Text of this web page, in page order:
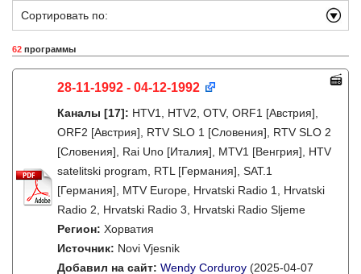
Сортировать по:
62 программы
28-11-1992 - 04-12-1992
Каналы [17]: HTV1, HTV2, OTV, ORF1 [Австрия],
ORF2 [Австрия], RTV SLO 1 [Словения], RTV SLO 2
[Словения], Rai Uno [Италия], MTV1 [Венгрия], HTV
satelitski program, RTL [Германия], SAT.1
[Германия], MTV Europe, Hrvatski Radio 1, Hrvatski
Radio 2, Hrvatski Radio 3, Hrvatski Radio Sljeme
Регион: Хорватия
Источник: Novi Vjesnik
Добавил на сайт: Wendy Corduroy (2025-04-07